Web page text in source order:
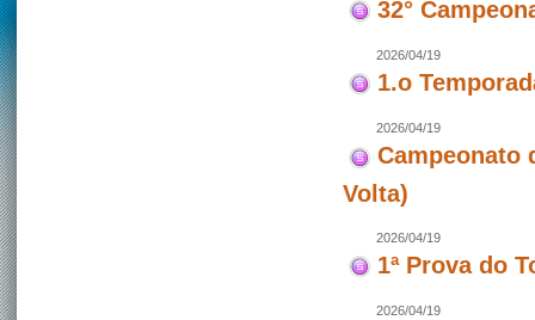
32°
2026/04/19
1.o
2026/04/19
Campeonato
Volta)
2026/04/19
1ª Prova do
2026/04/19